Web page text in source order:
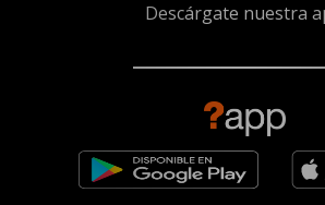
Descárgate nuestra